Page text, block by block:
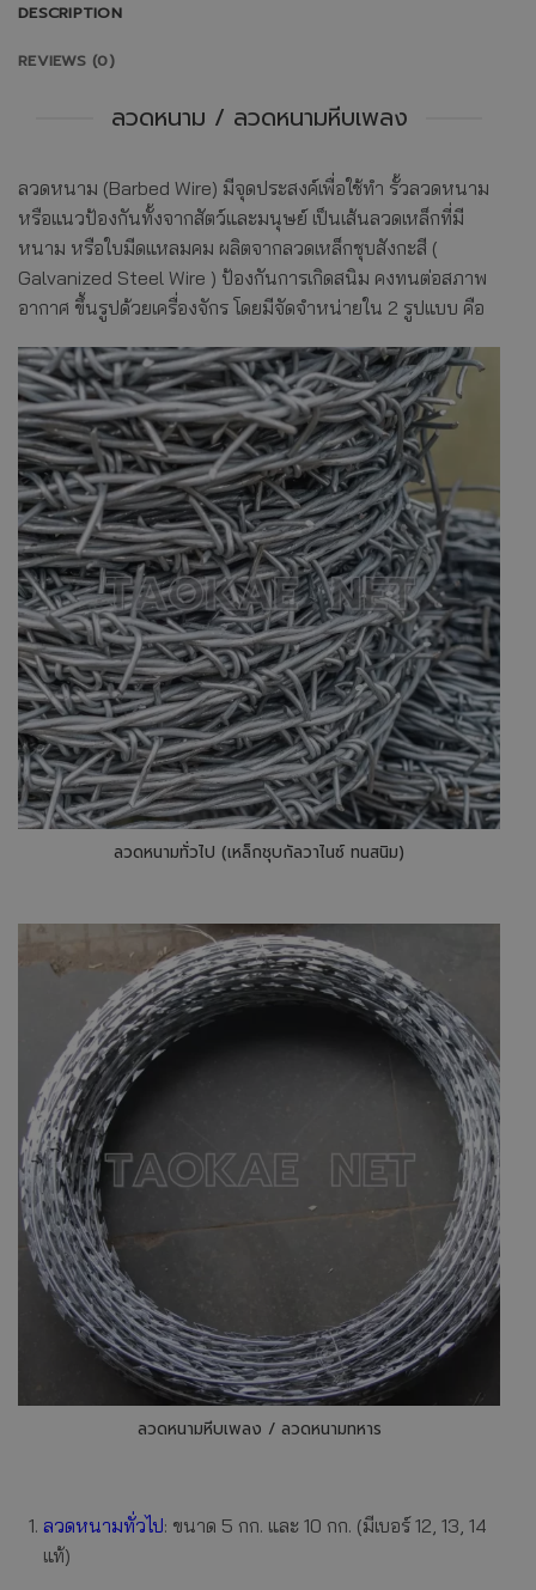
DESCRIPTION
REVIEWS (0)
ลวดหนาม / ลวดหนามหีบเพลง
ลวดหนาม (Barbed Wire) มีจุดประสงค์เพื่อใช้ทำ รั้วลวดหนาม
หรือแนวป้องกันทั้งจากสัตว์และมนุษย์ เป็นเส้นลวดเหล็กที่มี
หนาม หรือใบมีดแหลมคม ผลิตจากลวดเหล็กชุบสังกะสี (
Galvanized Steel Wire ) ป้องกันการเกิดสนิม คงทนต่อสภาพ
อากาศ ขึ้นรูปด้วยเครื่องจักร โดยมีจัดจำหน่ายใน 2 รูปแบบ คือ
ลวดหนามทั่วไป (เหล็กชุบกัลวาไนซ์ ทนสนิม)
ลวดหนามหีบเพลง / ลวดหนามทหาร
ลวดหนามทั่วไป: ขนาด 5 กก. และ 10 กก. (มีเบอร์ 12, 13, 14
แท้)